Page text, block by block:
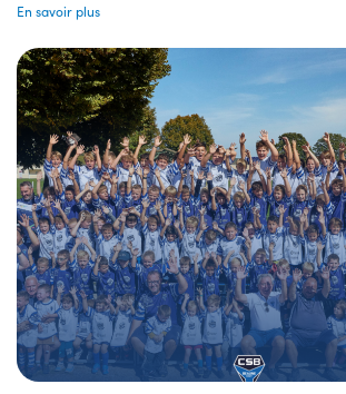
En savoir plus